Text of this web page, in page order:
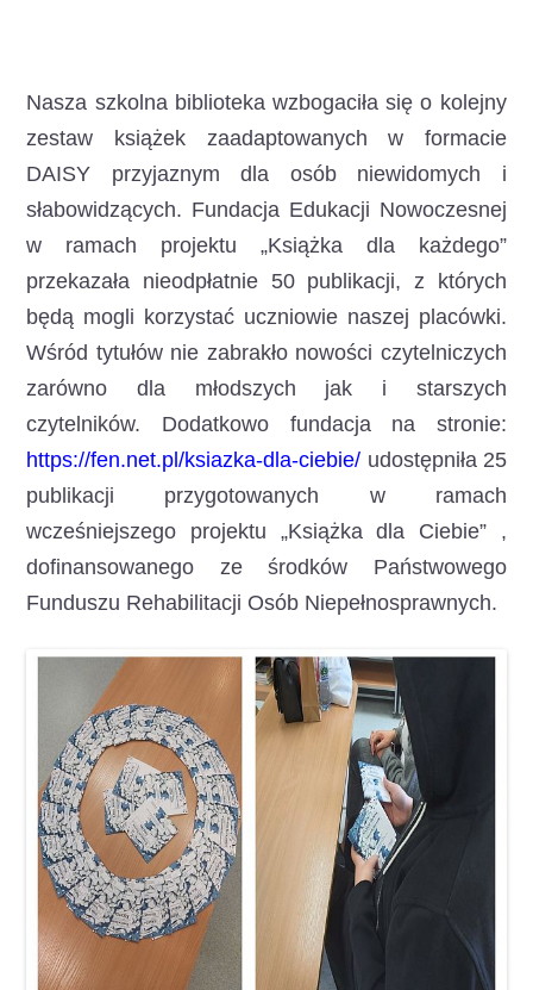
Nasza szkolna biblioteka wzbogaciła się o kolejny
zestaw książek zaadaptowanych w formacie
DAISY przyjaznym dla osób niewidomych i
słabowidzących. Fundacja Edukacji Nowoczesnej
w ramach projektu „Książka dla każdego”
przekazała nieodpłatnie 50 publikacji, z których
będą mogli korzystać uczniowie naszej placówki.
Wśród tytułów nie zabrakło nowości czytelniczych
zarówno dla młodszych jak i starszych
czytelników. Dodatkowo fundacja na stronie:
https://fen.net.pl/ksiazka-dla-ciebie/ udostępniła 25
publikacji przygotowanych w ramach
wcześniejszego projektu „Książka dla Ciebie” ,
dofinansowanego ze środków Państwowego
Funduszu Rehabilitacji Osób Niepełnosprawnych.